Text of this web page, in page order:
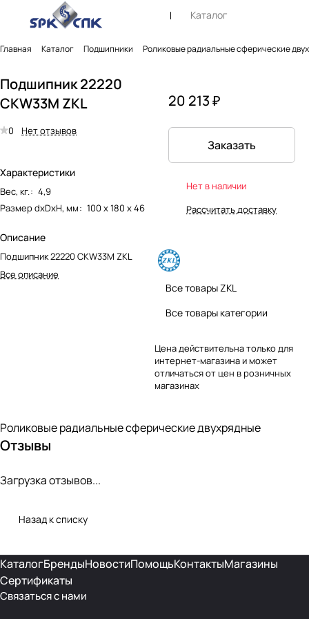
Каталог
Главная Каталог Подшипники Роликовые радиальные сферические
Подшипник 22220
CKW33M ZKL
0 Нет отзывов
Характеристики
Вес, кг.: 4,9
Размер dxDxH, мм: 100 х 180 х 46
Описание
Подшипник 22220 CKW33M ZKL
Все описание
20 213 ₽
Заказать
Нет в наличии
Рассчитать доставку
Все товары ZKL
Все товары категории
Цена действительна только для
интернет-магазина и может
отличаться от цен в розничных
магазинах
Роликовые радиальные сферические двухрядные
Отзывы
Загрузка отзывов...
Назад к списку
КаталогБрендыНовостиПомощьКонтактыМагазины
Сертификаты
Связаться с нами